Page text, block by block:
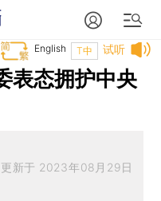
试听
T中
English
表态拥护中央
新于 2023年08月29日